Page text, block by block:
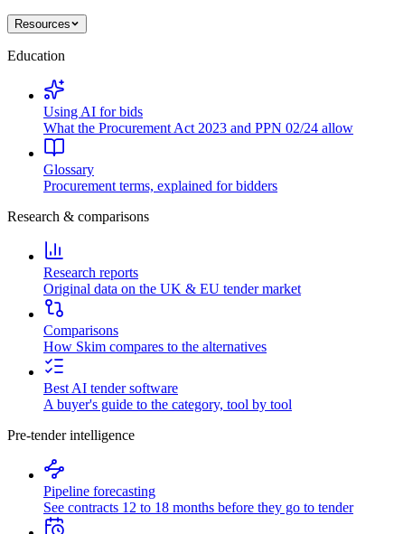
Resources
Education
Using AI for bids
What the Procurement Act 2023 and PPN 02/24 allow
Glossary
Procurement terms, explained for bidders
Research & comparisons
Research reports
Original data on the UK & EU tender market
Comparisons
How Skim compares to the alternatives
Best AI tender software
A buyer's guide to the category, tool by tool
Pre-tender intelligence
Pipeline forecasting
See contracts 12 to 18 months before they go to tender